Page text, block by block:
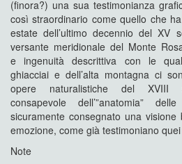
(finora?) una sua testimonianza
così straordinario come quello che
estate dell’ultimo decennio del XV
versante meridionale del Monte
e ingenuità descrittiva con le
ghiacciai e dell’alta montagna ci
opere naturalistiche del XVIII
consapevole dell’”anatomia”
sicuramente consegnato una
emozione, come già testimoniano
Note